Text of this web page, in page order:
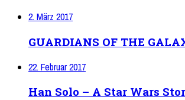
2. März 2017
GUARDIANS OF THE
22. Februar 2017
Han Solo – A Star Wars